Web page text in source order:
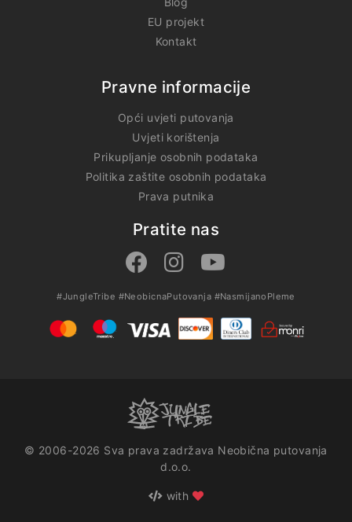
EU projekt
Kontakt
Pravne informacije
Opći uvjeti putovanja
Uvjeti korištenja
Prikupljanje osobnih podataka
Politika zaštite osobnih podataka
Prava putnika
Pratite nas
#JungleTribe #NeobicnaPutovanja #NasmijanoPleme
© 2006-2026 Sva prava zadržava Neobična putovanja
d.o.o.
with